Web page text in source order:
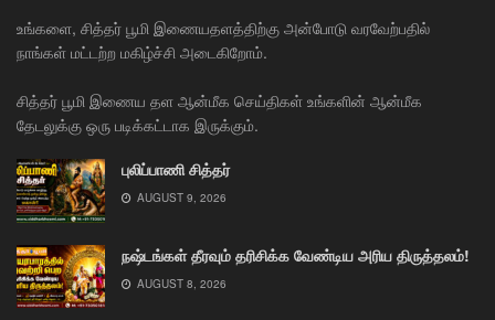
உங்களை, சித்தர் பூமி இணையதளத்திற்கு அன்போடு வரவேற்பதில்
நாங்கள் மட்டற்ற மகிழ்ச்சி அடைகிறோம்.
சித்தர் பூமி இணைய தள ஆன்மீக செய்திகள் உங்களின் ஆன்மீக
தேடலுக்கு ஒரு படிக்கட்டாக இருக்கும்.
புலிப்பாணி சித்தர்
AUGUST 9, 2026
நஷ்டங்கள் தீரவும் தரிசிக்க வேண்டிய அரிய திருத்தலம்!
AUGUST 8, 2026